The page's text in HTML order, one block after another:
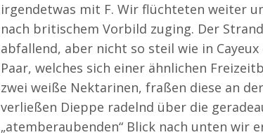
irgendetwas mit F. Wir flüchteten weiter
nach britischem Vorbild zuging. Der
abfallend, aber nicht so steil wie in
Paar, welches sich einer ähnlichen
zwei weiße Nektarinen, fraßen diese an
verließen Dieppe radelnd über die
„atemberaubenden“ Blick nach unten